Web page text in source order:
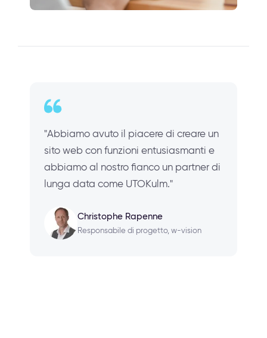
"Abbiamo avuto il piacere di creare un
sito web con funzioni entusiasmanti e
abbiamo al nostro fianco un partner di
lunga data come UTOKulm."
Christophe Rapenne
Responsabile di progetto, w-vision